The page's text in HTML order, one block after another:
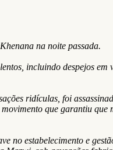
na noite passada.
incluindo despejos
ridículas, foi
que garantiu que
no estabelecimento e